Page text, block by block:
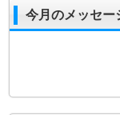
今月のメッセー